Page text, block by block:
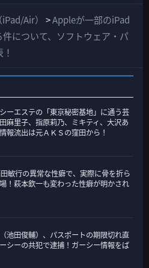
Air） >Appleが一部のiPad
について、ソフトウェア・パ
ーエステの「東京秘密基地」に通う芸
麻里子、指原莉乃、ミキティ、大沢あ
報流出は元ＡＫＳの窪田から！
田敏行の異常な性癖で、実際に骨を折ら
！萩本欽一も変わった性癖が明かされ
池田俊輔）、パスポートの期限切れ直
シーの共犯で逮捕！ガーシー情報をば